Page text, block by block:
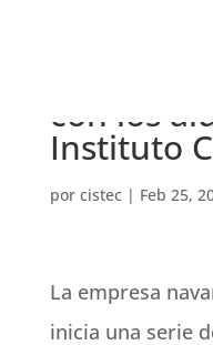
con los
Instituto
por cistec| Feb 25,
La empresa
inicia una serie